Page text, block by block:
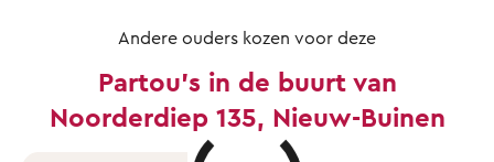
Andere ouders kozen voor deze
Partou's in de buurt van
Noorderdiep 135, Nieuw-Buinen